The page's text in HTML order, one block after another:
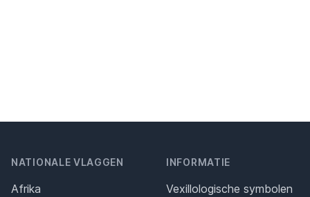
NATIONALE VLAGGEN
Afrika
INFORMATIE
Vexillologische symbolen